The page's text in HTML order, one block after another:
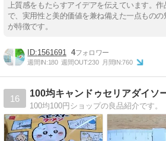
上質感をもたらすアイデアを伝えています。
で、実用性と美的価値を兼ね備えた一点もの
が特徴です。
1561691 4
週間IN:180 週間OUT:230 月間IN:760
16
100均キャンドゥセリアダイソ
100均100円ショップの良品紹介です。